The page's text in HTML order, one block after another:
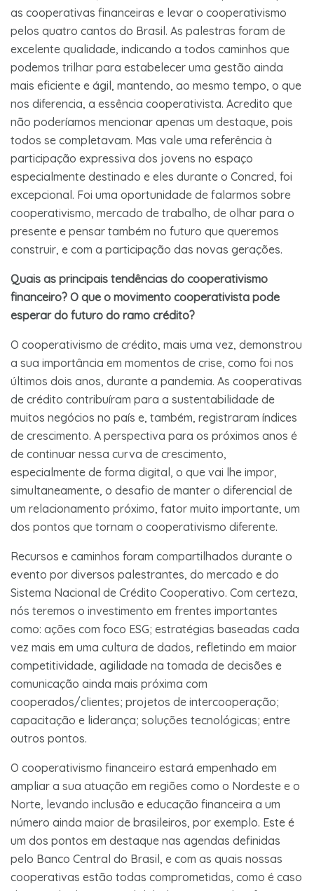
as cooperativas financeiras e levar o cooperativismo
pelos quatro cantos do Brasil. As palestras foram de
excelente qualidade, indicando a todos caminhos que
podemos trilhar para estabelecer uma gestão ainda
mais eficiente e ágil, mantendo, ao mesmo tempo, o que
nos diferencia, a essência cooperativista. Acredito que
não poderíamos mencionar apenas um destaque, pois
todos se completavam. Mas vale uma referência à
participação expressiva dos jovens no espaço
especialmente destinado e eles durante o Concred, foi
excepcional. Foi uma oportunidade de falarmos sobre
cooperativismo, mercado de trabalho, de olhar para o
presente e pensar também no futuro que queremos
construir, e com a participação das novas gerações.
Quais as principais tendências do cooperativismo
financeiro? O que o movimento cooperativista pode
esperar do futuro do ramo crédito?
O cooperativismo de crédito, mais uma vez, demonstrou
a sua importância em momentos de crise, como foi nos
últimos dois anos, durante a pandemia. As cooperativas
de crédito contribuíram para a sustentabilidade de
muitos negócios no país e, também, registraram índices
de crescimento. A perspectiva para os próximos anos é
de continuar nessa curva de crescimento,
especialmente de forma digital, o que vai lhe impor,
simultaneamente, o desafio de manter o diferencial de
um relacionamento próximo, fator muito importante, um
dos pontos que tornam o cooperativismo diferente.
Recursos e caminhos foram compartilhados durante o
evento por diversos palestrantes, do mercado e do
Sistema Nacional de Crédito Cooperativo. Com certeza,
nós teremos o investimento em frentes importantes
como: ações com foco ESG; estratégias baseadas cada
vez mais em uma cultura de dados, refletindo em maior
competitividade, agilidade na tomada de decisões e
comunicação ainda mais próxima com
cooperados/clientes; projetos de intercooperação;
capacitação e liderança; soluções tecnológicas; entre
outros pontos.
O cooperativismo financeiro estará empenhado em
ampliar a sua atuação em regiões como o Nordeste e o
Norte, levando inclusão e educação financeira a um
número ainda maior de brasileiros, por exemplo. Este é
um dos pontos em destaque nas agendas definidas
pelo Banco Central do Brasil, e com as quais nossas
cooperativas estão todas comprometidas, como é caso